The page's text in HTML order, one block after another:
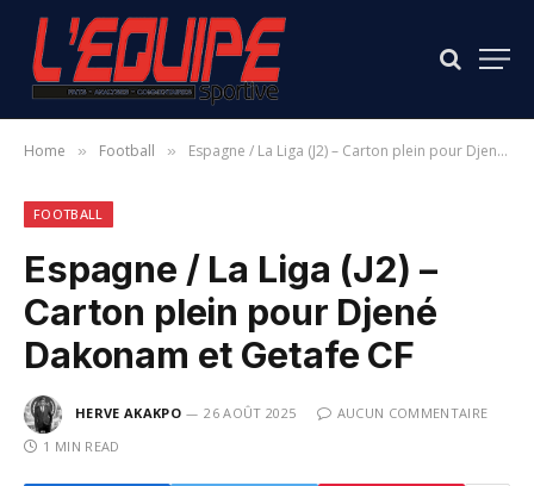
Home » Football » Espagne / La Liga (J2) – Carton plein pour Djené Dakonam et Getafe CF
FOOTBALL
Espagne / La Liga (J2) –
Carton plein pour Djené
Dakonam et Getafe CF
HERVE AKAKPO 26 AOÛT 2025
AUCUN COMMENTAIRE
1 MIN READ